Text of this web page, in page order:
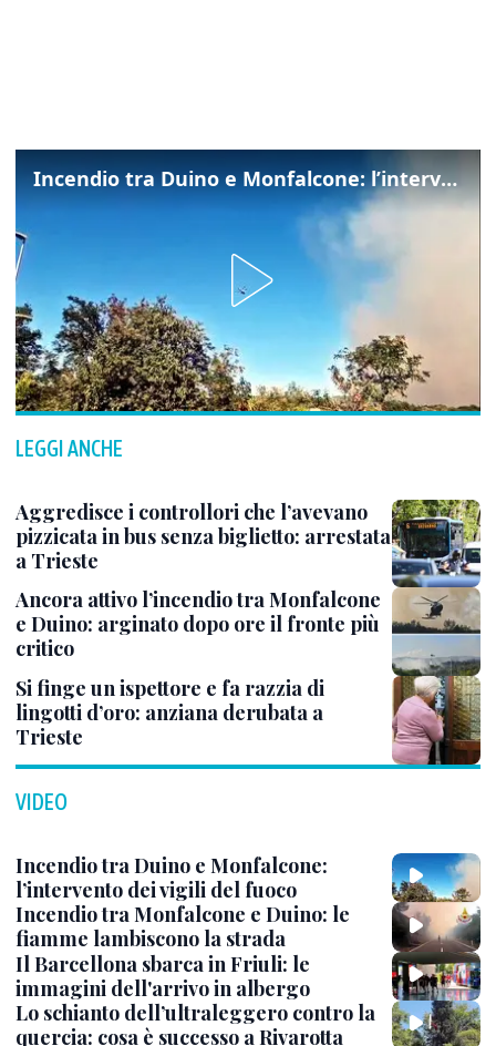
Incendio tra Duino e Monfalcone: l’intervento dei vigili del fuoco
LEGGI ANCHE
Aggredisce i controllori che l’avevano
pizzicata in bus senza biglietto: arrestata
a Trieste
Ancora attivo l’incendio tra Monfalcone
e Duino: arginato dopo ore il fronte più
critico
Si finge un ispettore e fa razzia di
lingotti d’oro: anziana derubata a
Trieste
VIDEO
Incendio tra Duino e Monfalcone:
l’intervento dei vigili del fuoco
Incendio tra Monfalcone e Duino: le
fiamme lambiscono la strada
Il Barcellona sbarca in Friuli: le
immagini dell'arrivo in albergo
Lo schianto dell’ultraleggero contro la
quercia: cosa è successo a Rivarotta